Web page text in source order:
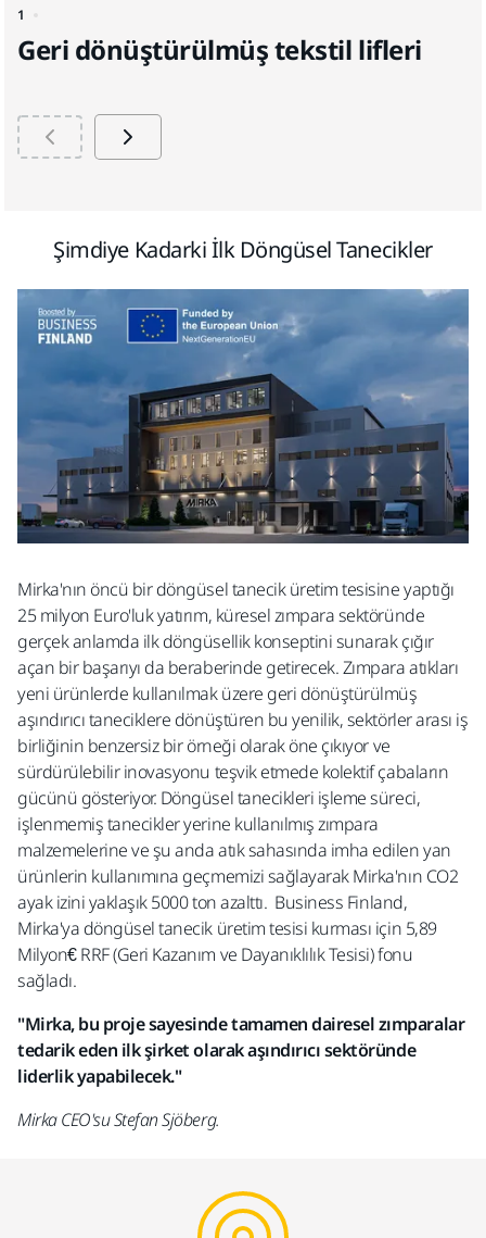
1
Geri dönüştürülmüş tekstil lifleri
Şimdiye Kadarki İlk Döngüsel Tanecikler​
Mirka'nın öncü bir döngüsel tanecik üretim tesisine yaptığı
25 milyon Euro'luk yatırım, küresel zımpara sektöründe
gerçek anlamda ilk döngüsellik konseptini sunarak çığır
açan bir başarıyı da beraberinde getirecek. Zımpara atıkları
yeni ürünlerde kullanılmak üzere geri dönüştürülmüş
aşındırıcı taneciklere dönüştüren bu yenilik, sektörler arası iş
birliğinin benzersiz bir örneği olarak öne çıkıyor ve
sürdürülebilir inovasyonu teşvik etmede kolektif çabaların
gücünü gösteriyor. Döngüsel tanecikleri işleme süreci,
işlenmemiş tanecikler yerine kullanılmış zımpara
malzemelerine ve şu anda atık sahasında imha edilen yan
ürünlerin kullanımına geçmemizi sağlayarak Mirka'nın CO2
ayak izini yaklaşık 5000 ton azalttı. Business Finland,
Mirka'ya döngüsel tanecik üretim tesisi kurması için 5,89
Milyon€ RRF (Geri Kazanım ve Dayanıklılık Tesisi) fonu
sağladı.
"Mirka, bu proje sayesinde tamamen dairesel zımparalar
tedarik eden ilk şirket olarak aşındırıcı sektöründe
liderlik yapabilecek."
Mirka CEO'su Stefan Sjöberg.